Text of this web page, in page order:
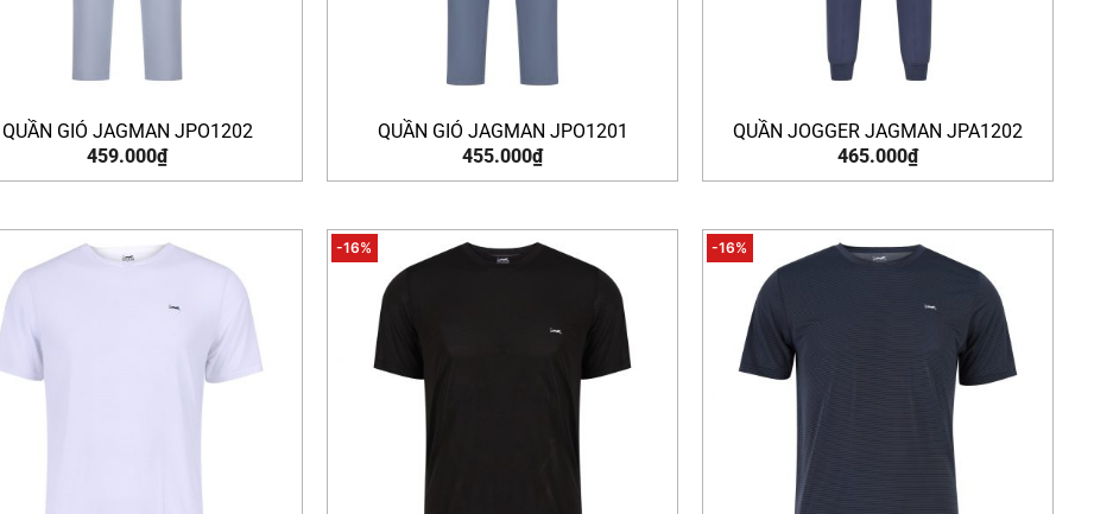
QUẦN GIÓ JAGMAN JPO1202
459.000₫
QUẦN GIÓ JAGMAN JPO1201
455.000₫
QUẦN JOGGER JAGMAN JPA1202
465.000₫
-16% -16%